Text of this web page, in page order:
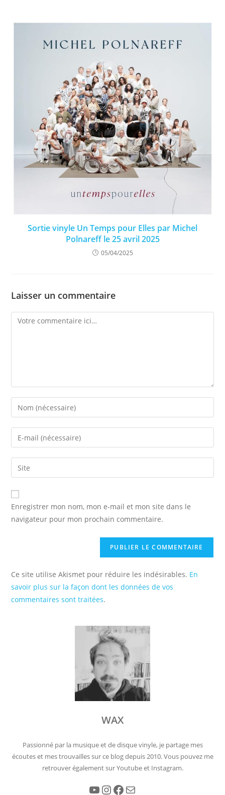
Sortie vinyle Un Temps pour Elles par Michel
Polnareff le 25 avril 2025
05/04/2025
Laisser un commentaire
Comment
Enter
your
name
comment
Enter
your
email
address
comment
Saisir
l’URL
de
votre
(facultatif)
Enregistrer mon nom, mon e-mail et mon site dans le
navigateur pour mon prochain commentaire.
Ce site utilise Akismet pour réduire les indésirables. En
savoir plus sur la façon dont les données de vos
commentaires sont traitées.
WAX
Passionné par la musique et de disque vinyle, je partage mes
écoutes et mes trouvailles sur ce blog depuis 2010. Vous pouvez me
retrouver également sur Youtube et Instagram.
YouTube Instagram Facebook